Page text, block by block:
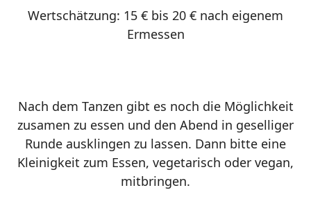
Wertschätzung: 15 € bis 20 € nach eigenem
Ermessen
Nach dem Tanzen gibt es noch die Möglichkeit
zusamen zu essen und den Abend in geselliger
Runde ausklingen zu lassen. Dann bitte eine
Kleinigkeit zum Essen, vegetarisch oder vegan,
mitbringen.